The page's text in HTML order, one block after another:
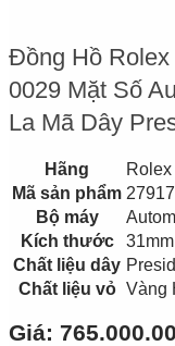
Đồng Hồ Rolex
0029 Mặt Số
La Mã Dây
Hãng
Rolex
Mã sản phẩm
Bộ máy
Kích thước
31mm
Chất liệu dây
Chất liệu vỏ Vàng
Giá: